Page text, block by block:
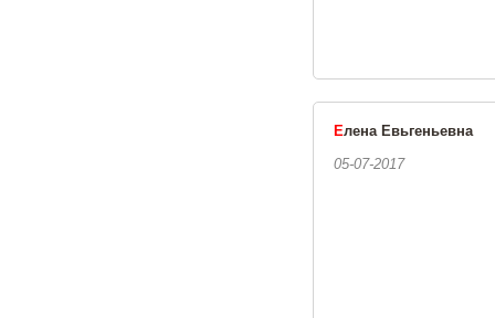
Елена Евьгеньевна
05-07-2017